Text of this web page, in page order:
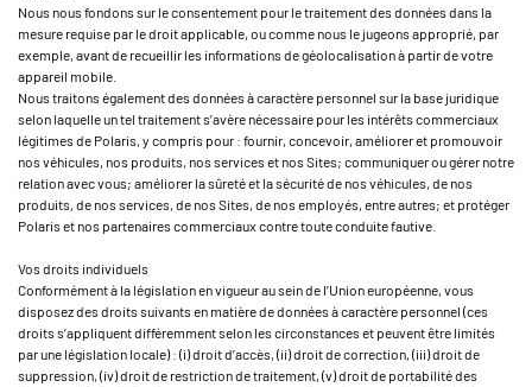
Nous nous fondons sur le consentement pour le traitement des données dans la
mesure requise par le droit applicable, ou comme nous le jugeons approprié, par
exemple, avant de recueillir les informations de géolocalisation à partir de votre
appareil mobile.
Nous traitons également des données à caractère personnel sur la base juridique
selon laquelle un tel traitement s’avère nécessaire pour les intérêts commerciaux
légitimes de Polaris, y compris pour : fournir, concevoir, améliorer et promouvoir
nos véhicules, nos produits, nos services et nos Sites; communiquer ou gérer notre
relation avec vous; améliorer la sûreté et la sécurité de nos véhicules, de nos
produits, de nos services, de nos Sites, de nos employés, entre autres; et protéger
Polaris et nos partenaires commerciaux contre toute conduite fautive.
Vos droits individuels
Conformément à la législation en vigueur au sein de l’Union européenne, vous
disposez des droits suivants en matière de données à caractère personnel (ces
droits s’appliquent différemment selon les circonstances et peuvent être limités
par une législation locale) : (i) droit d’accès, (ii) droit de correction, (iii) droit de
suppression, (iv) droit de restriction de traitement, (v) droit de portabilité des